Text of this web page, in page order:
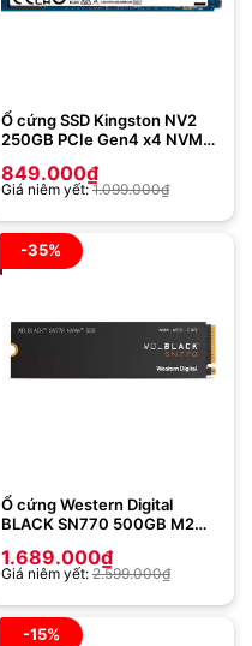
Ổ cứng SSD Kingston NV2
250GB PCIe Gen4 x4 NVMe
849.000₫
Giá niêm yết:1.099.000₫
-35%
Ổ cứng Western Digital
BLACK SN770 500GB M2
WDS500G3X0E
1.689.000₫
Giá niêm yết: 2.599.000₫
-15%